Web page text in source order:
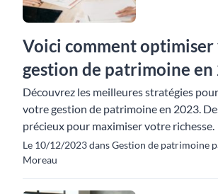
Voici comment
gestion de patrimoine en
Découvrez les meilleures stratégies
votre gestion de patrimoine en 2023.
précieux pour maximiser votre richesse.
Le 10/12/2023 dans Gestion de patrimoine
Moreau